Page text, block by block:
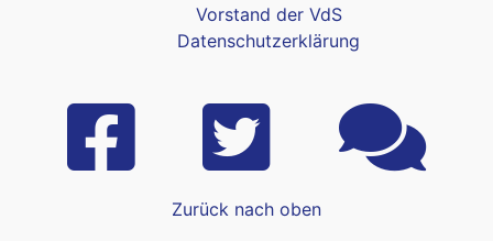
Vorstand der VdS
Datenschutzerklärung
Zurück nach oben